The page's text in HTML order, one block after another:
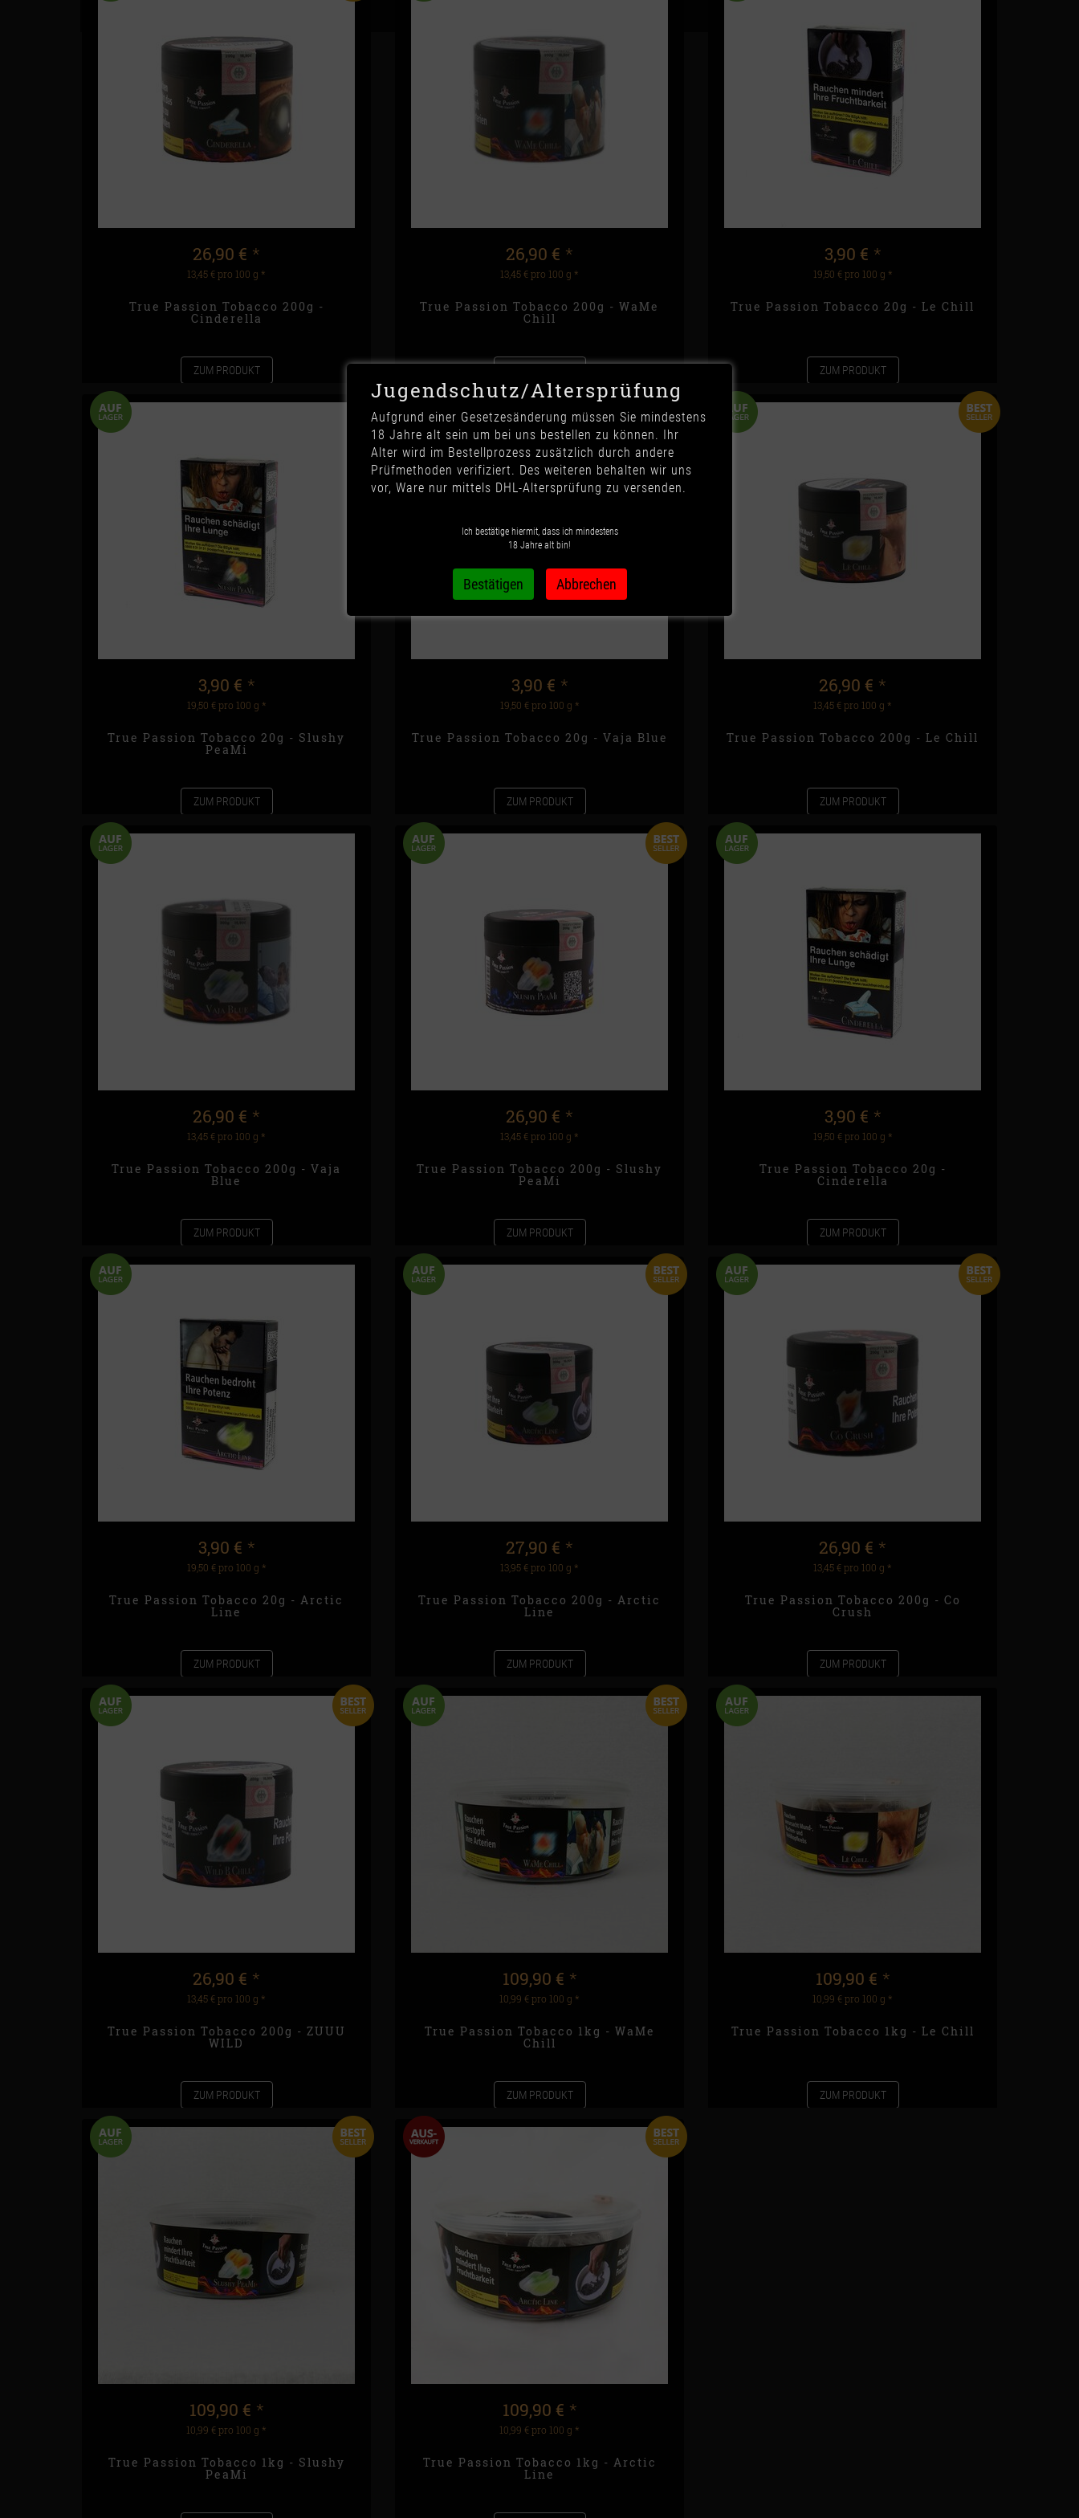
26,90 € *
13,45 € pro 100 g *
True Passion Tobacco 200g -
Cinderella
ZUM PRODUKT
26,90 € *
13,45 € pro 100 g *
True Passion Tobacco 200g - WaMe
Chill
3,90 € *
19,50 € pro 100 g *
True Passion Tobacco 20g - Le Chill
ZUM PRODUKT
3,90 € *
19,50 € pro 100 g *
True Passion Tobacco 20g - Slushy
PeaMi
ZUM PRODUKT
3,90 € *
19,50 € pro 100 g *
True Passion Tobacco 20g - Vaja Blue
ZUM PRODUKT
26,90 € *
13,45 € pro 100 g *
True Passion Tobacco 200g - Le Chill
ZUM PRODUKT
26,90 € *
13,45 € pro 100 g *
True Passion Tobacco 200g - Vaja
Blue
ZUM PRODUKT
26,90 € *
13,45 € pro 100 g *
True Passion Tobacco 200g - Slushy
PeaMi
ZUM PRODUKT
3,90 € *
19,50 € pro 100 g *
True Passion Tobacco 20g -
Cinderella
ZUM PRODUKT
3,90 € *
19,50 € pro 100 g *
True Passion Tobacco 20g - Arctic
Line
ZUM PRODUKT
27,90 € *
13,95 € pro 100 g *
True Passion Tobacco 200g - Arctic
Line
ZUM PRODUKT
26,90 € *
13,45 € pro 100 g *
True Passion Tobacco 200g - Co
Crush
ZUM PRODUKT
26,90 € *
13,45 € pro 100 g *
True Passion Tobacco 200g - ZUUU
WILD
ZUM PRODUKT
109,90 € *
10,99 € pro 100 g *
True Passion Tobacco 1kg - WaMe
Chill
ZUM PRODUKT
109,90 € *
10,99 € pro 100 g *
True Passion Tobacco 1kg - Le Chill
ZUM PRODUKT
109,90 € *
10,99 € pro 100 g *
True Passion Tobacco 1kg - Slushy
PeaMi
109,90 € *
10,99 € pro 100 g *
True Passion Tobacco 1kg - Arctic
Line
Jugendschutz/Altersprüfung
Aufgrund einer Gesetzesänderung müssen Sie mindestens
18 Jahre alt sein um bei uns bestellen zu können. Ihr
Alter wird im Bestellprozess zusätzlich durch andere
Prüfmethoden verifiziert. Des weiteren behalten wir uns
vor, Ware nur mittels DHL-Altersprüfung zu versenden.
Ich bestätige hiermit, dass ich mindestens
18 Jahre alt bin!